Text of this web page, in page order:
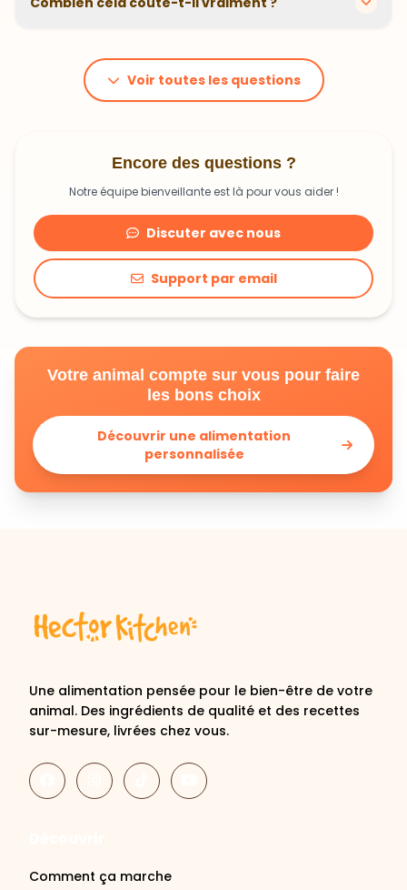
animal. En moyenne, comptez 1,20€ à 1,99€ par jour.
C'est un investissement dans sa santé qui peut vous
faire économiser en frais vétérinaires !
Voir toutes les questions
Encore des questions ?
Notre équipe bienveillante est là pour vous aider !
Discuter avec nous
Support par email
Votre animal compte sur vous pour faire
les bons choix
Découvrir une alimentation
personnalisée
Une alimentation pensée pour le bien-être de votre
animal. Des ingrédients de qualité et des recettes
sur-mesure, livrées chez vous.
Comment ça marche